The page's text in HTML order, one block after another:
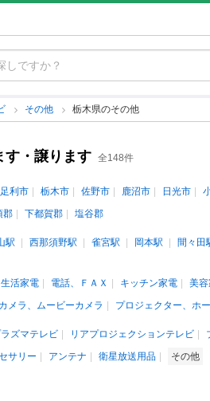
その他 栃木県のその他
す・譲ります 全148件
足利市 栃木市 佐野市 鹿沼市 日光市
郡 下都賀郡 塩谷郡
駅 西那須野駅 雀宮駅 岡本駅 間々田
生活家電 電話、ＦＡＸ キッチン家電 美
メラ、ムービーカメラ プロジェクター、ホ
ズマテレビ リアプロジェクションテレビ
サリー アンテナ 衛星放送用品 その他